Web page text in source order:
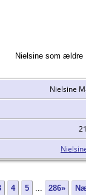
Nielsine som ældre
Nielsine
4 5 ... 286»